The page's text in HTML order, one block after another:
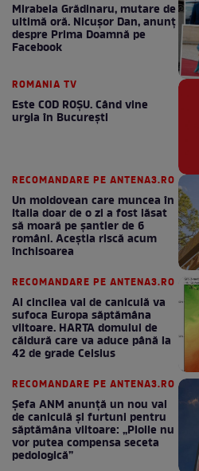
Mirabela Grădinaru, mutare de
ultimă oră. Nicuşor Dan, anunţ
despre Prima Doamnă pe
Facebook
ROMANIA TV
Este COD ROŞU. Când vine
urgia în Bucureşti
RECOMANDARE PE ANTENA3.RO
Un moldovean care muncea în
Italia doar de o zi a fost lăsat
să moară pe şantier de 6
români. Aceștia riscă acum
închisoarea
RECOMANDARE PE ANTENA3.RO
Al cincilea val de caniculă va
sufoca Europa săptămâna
viitoare. HARTA domului de
căldură care va aduce până la
42 de grade Celsius
RECOMANDARE PE ANTENA3.RO
Șefa ANM anunță un nou val
de caniculă și furtuni pentru
săptămâna viitoare: „Ploile nu
vor putea compensa seceta
pedologică”